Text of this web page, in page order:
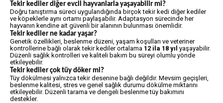
Tekir kediler diğer evcil hayvanlarla yaşayabilir mi?
Doğru tanıştırma süreci uygulandığında birçok tekir kedi diğer kediler
ve köpeklerle aynı ortamı paylaşabilir. Adaptasyon sürecinde her
hayvanın kendine ait güvenli bir alanının bulunması önemlidir.
Tekir kediler ne kadar yaşar?
Genetik özellikleri, beslenme düzeni, yaşam koşulları ve veteriner
kontrollerine bağlı olarak tekir kediler ortalama 12 ila 18 yıl yaşayabilir.
Düzenli sağlık kontrolleri ve kaliteli bakım bu süreyi olumlu yönde
etkileyebilir.
Tekir kediler çok tüy döker mi?
Tüy dökülmesi yalnızca tekir desenine bağlı değildir. Mevsim geçişleri,
beslenme kalitesi, stres ve genel sağlık durumu dökülme miktarını
etkileyebilir. Düzenli tarama ve dengeli beslenme tüy bakımını
destekler.